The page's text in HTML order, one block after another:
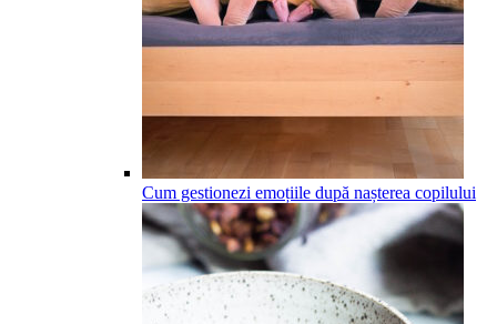
Cum gestionezi emoțiile după nașterea copilului